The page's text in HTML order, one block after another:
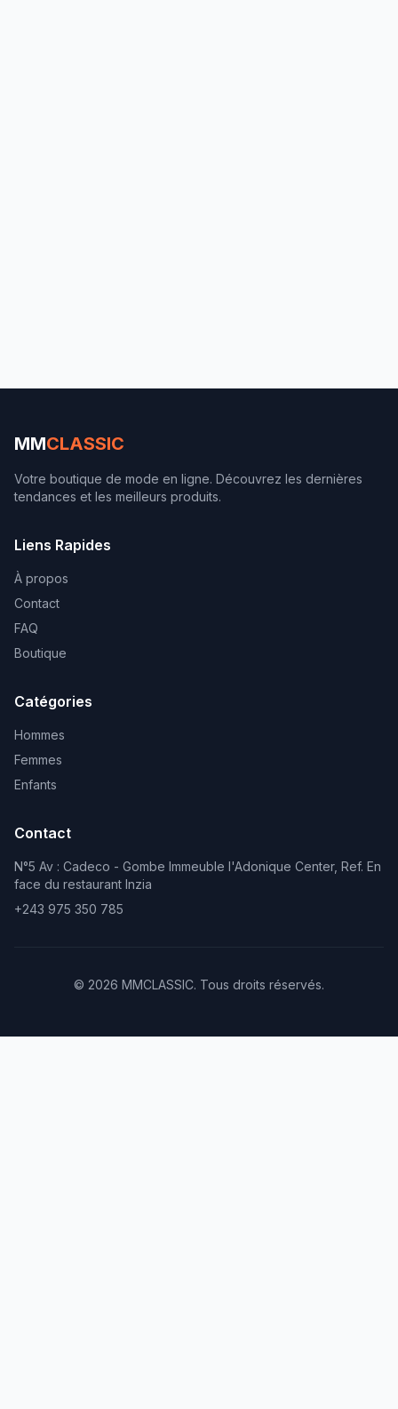
MMCLASSIC
Votre boutique de mode en ligne. Découvrez les dernières
tendances et les meilleurs produits.
Liens Rapides
À propos
Contact
FAQ
Boutique
Catégories
Hommes
Femmes
Enfants
Contact
N°5 Av : Cadeco - Gombe Immeuble l'Adonique Center, Ref. En
face du restaurant Inzia
+243 975 350 785
© 2026 MMCLASSIC. Tous droits réservés.